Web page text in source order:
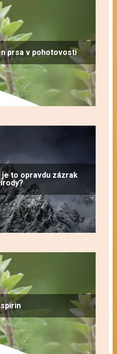
prsa v pohotovosti
to opravdu zázrak